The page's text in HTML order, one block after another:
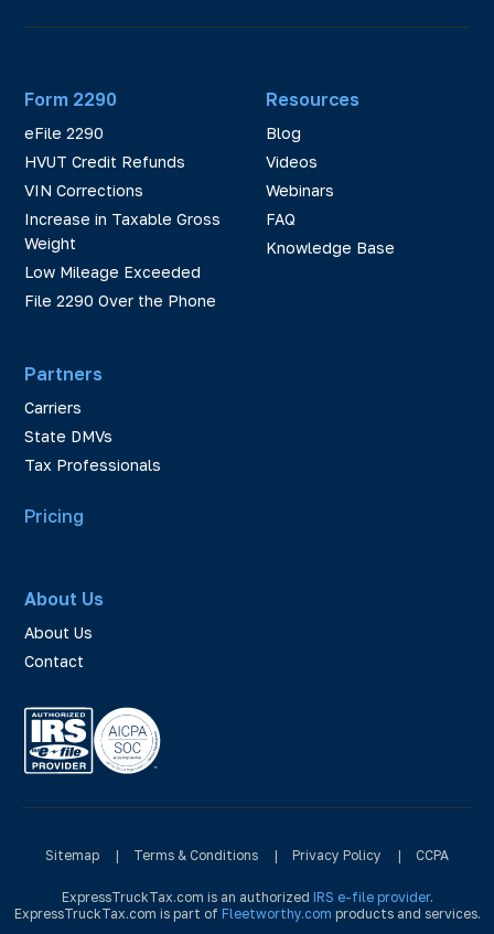
Form 2290
eFile 2290
HVUT Credit Refunds
VIN Corrections
Increase in Taxable Gross
Weight
Low Mileage Exceeded
File 2290 Over the Phone
Partners
Carriers
State DMVs
Tax Professionals
Resources
Blog
Videos
Webinars
FAQ
Knowledge Base
Pricing
About Us
About Us
Contact
Sitemap | Terms & Conditions | Privacy Policy | CCPA
ExpressTruckTax.com is an authorized IRS e-file provider.
ExpressTruckTax.com is part of Fleetworthy.com products and services.